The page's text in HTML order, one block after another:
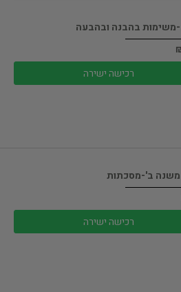
בהבנה ובהבעה
רכישה ישירה
משנה ב'-מסכתות
רכישה ישירה